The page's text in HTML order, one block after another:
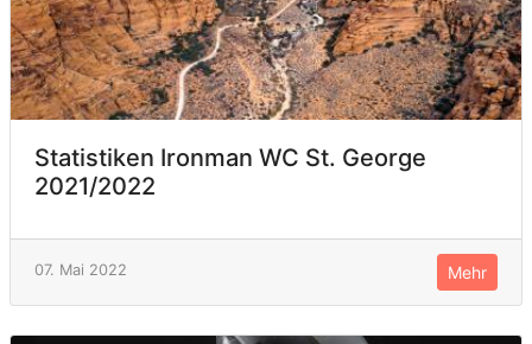
Statistiken Ironman WC St. George
2021/2022
07. Mai 2022 Mehr